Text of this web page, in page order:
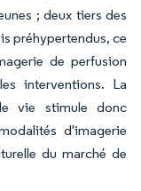
; deux tiers des
préhypertendus, ce
de perfusion
interventions. La
vie stimule donc
d'imagerie
du marché de